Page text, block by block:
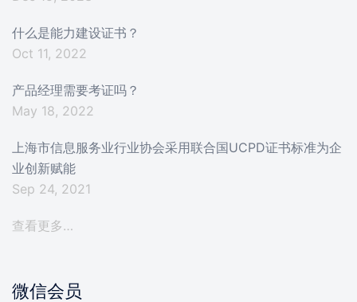
什么是能力建设证书？
Oct 11, 2022
产品经理需要考证吗？
May 18, 2022
上海市信息服务业行业协会采用联合国UCPD证书标准为企
业创新赋能
Sep 24, 2021
查看更多…
微信会员